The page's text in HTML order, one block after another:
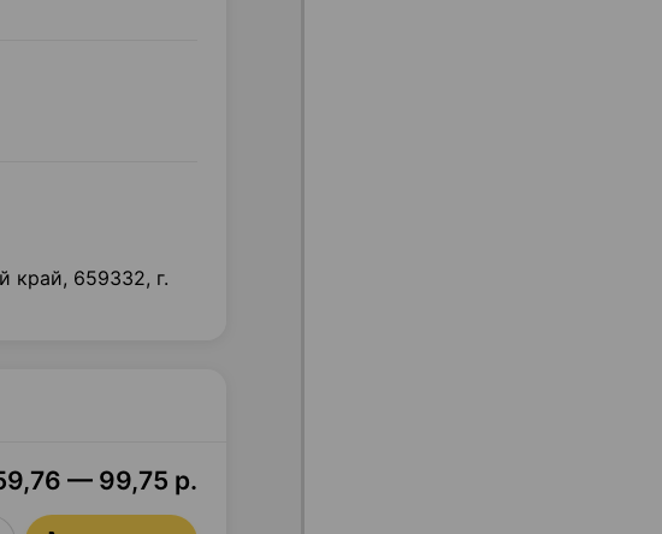
край, 659332, г.
— 99,75 р.